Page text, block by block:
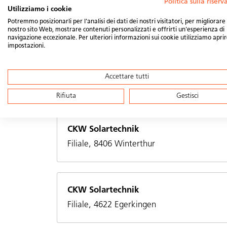
CKW Solartechnik
Filiale, 8890 Flums
CKW Solartechnik
Filiale, 3400 Burgdorf
CKW Solartechnik
Filiale, 8406 Winterthur
CKW Solartechnik
Filiale, 4622 Egerkingen
Politica sulla
Utilizziamo i cookie
Potremmo posizionarli per l'analisi dei dati dei nostri visitatori, per migliorare
nostro sito Web, mostrare contenuti personalizzati e offrirti un'esperienza di
navigazione eccezionale. Per ulteriori informazioni sui cookie utilizziamo
impostazioni.
Accettare tutti
Rifiuta Gestisci